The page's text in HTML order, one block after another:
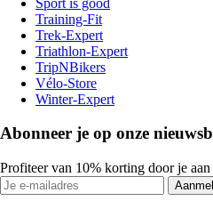
Training-Fit
Trek-Expert
Triathlon-Expert
TripNBikers
Vélo-Store
Winter-Expert
Abonneer je op onze
Profiteer van 10% korting door je